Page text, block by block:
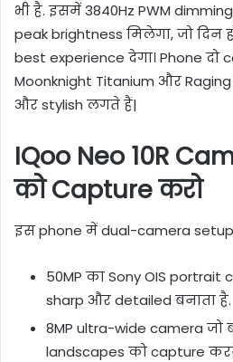
भी है. इसमें 3840Hz PWM
peak brightness मिलेगा, जो दिन
best experience देगा। Phone
Moonknight Titanium और Raging
और stylish लगते हैं|
IQoo Neo 10R
को Capture करो
इस phone में dual-camera setup
50MP का Sony OIS portrait
sharp और detailed बनाता है.
8MP ultra-wide camera
landscapes को capture